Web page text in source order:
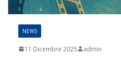
NEWS
11 Dicembre 2025 admin